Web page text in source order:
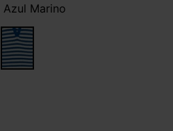
Azul Marino